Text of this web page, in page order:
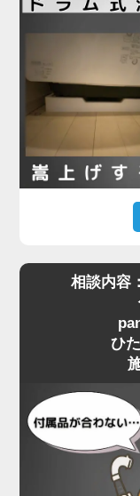
蛇口（水栓金具
入らず断念され
現地確認のうえ
ることを特定。
栓」に交換す
ペースを確保し
入・設置し、給
で丁寧に対応
いが難しい場
洗濯機取り付
多く、ちょっ
ことがありま
者へご相談く
ご提案いたしま
圧洗浄に対応
けない」と管
機が重すぎて
ひたちなか市
ご紹介します。
設置されていた
機。一般的な縦
身で嵩上げ台
んでした。当
相談内容
ひ